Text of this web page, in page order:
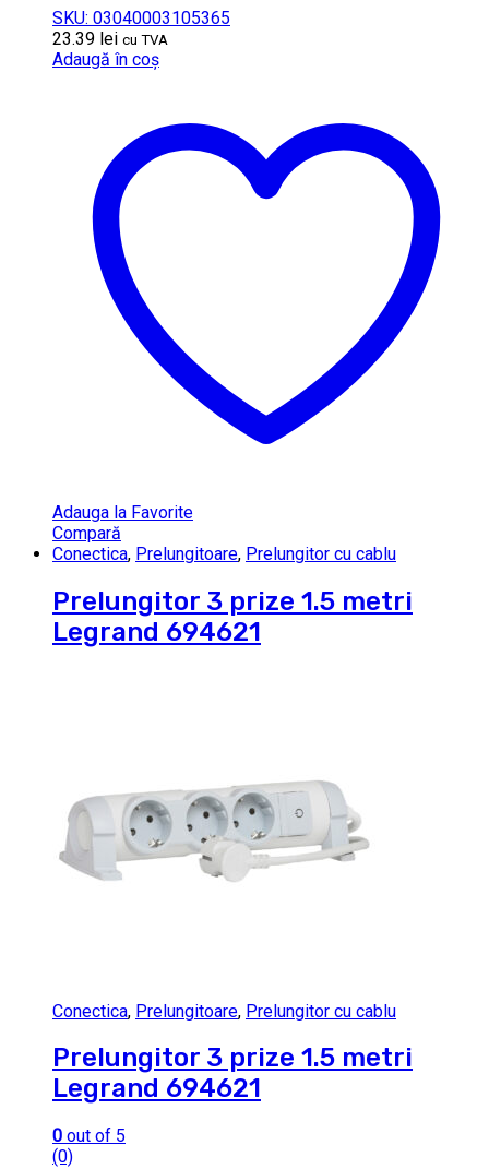
SKU: 03040003105365
23.39 lei cu TVA
Adaugă în coș
Adauga la Favorite
Compară
Conectica, Prelungitoare, Prelungitor cu cablu
Prelungitor 3 prize 1.5 metri
Legrand 694621
Conectica, Prelungitoare, Prelungitor cu cablu
Prelungitor 3 prize 1.5 metri
Legrand 694621
0 out of 5
(0)